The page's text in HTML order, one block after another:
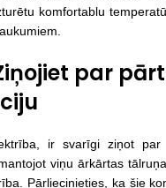
komfortablu
par
ir svarīgi ziņot par
viņu ārkārtas
Pārliecinieties, ka šie